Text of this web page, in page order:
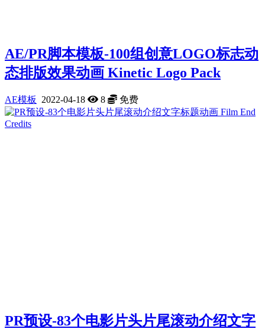
AE/PR脚本模板-100组创意LOGO标志动
态排版效果动画 Kinetic Logo Pack
AE模板 2022-04-18 8 免费
PR预设-83个电影片头片尾滚动介绍文字